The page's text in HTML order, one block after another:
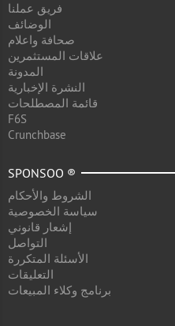
فريق عملنا
الوضائف
صحافة واعلام
علاقات المستثمرين
المدونة
النشرة الإخبارية
قائمة المصطلحات
F6S
Crunchbase
SPONSOO ®
الشروط والأحكام
سياسة الخصوصية
إشعار قانوني
التواصل
الأسئلة المتكررة
التعليقات
برنامج وكلاء المبيعات